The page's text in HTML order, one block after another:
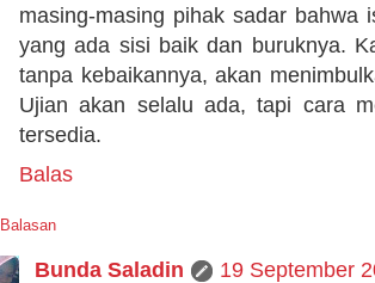
masing-masing pihak sadar bahwa
yang ada sisi baik dan buruknya.
tanpa kebaikannya, akan
Ujian akan selalu ada, tapi cara
tersedia.
Balas
Balasan
Bunda Saladin
19 September